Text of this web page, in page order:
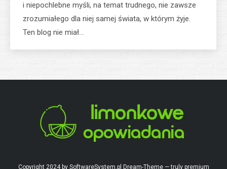
i niepochlebne myśli, na temat trudnego, nie zawsze
zrozumiałego dla niej samej świata, w którym żyje.
Ten blog nie miał…
Copyright 2024 by SoftwareSystem.pl Dream-Theme — truly premium